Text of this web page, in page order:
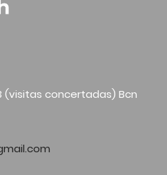
(visitas concertadas) Bcn